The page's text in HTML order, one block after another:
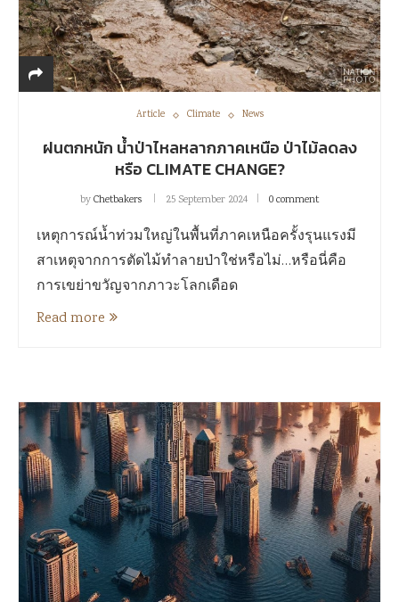
Article Climate News
ฝนตกหนัก น้ำป่าไหลหลากภาคเหนือ ป่าไม้ลดลง
หรือ CLIMATE CHANGE?
byChetbakers 25 September 2024 0 comment
เหตุการณ์น้ำท่วมใหญ่ในพื้นที่ภาคเหนือครั้งรุนแรงมี
สาเหตุจากการตัดไม้ทำลายป่าใช่หรือไม่…หรือนี่คือ
การเขย่าขวัญจากภาวะโลกเดือด
Read more